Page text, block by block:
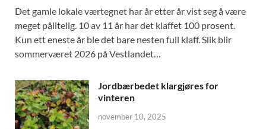
Det gamle lokale værtegnet har år etter år vist seg å være
meget pålitelig. 10 av 11 år har det klaffet 100 prosent.
Kun ett eneste år ble det bare nesten full klaff. Slik blir
sommerværet 2026 på Vestlandet…
Jordbærbedet klargjøres for
vinteren
november 10, 2025